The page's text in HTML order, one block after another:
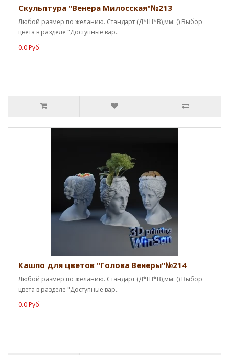
Скульптура "Венера Милосская"№213
Любой размер по желанию. Стандарт (Д*Ш*В),мм: () Выбор
цвета в разделе "Доступные вар..
0.0 Руб.
Кашпо для цветов "Голова Венеры"№214
Любой размер по желанию. Стандарт (Д*Ш*В),мм: () Выбор
цвета в разделе "Доступные вар..
0.0 Руб.